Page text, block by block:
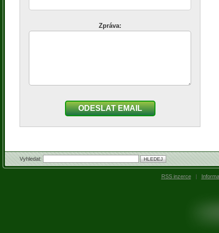
Zpráva:
ODESLAT EMAIL
Vyhledat:
RSS inzerce |